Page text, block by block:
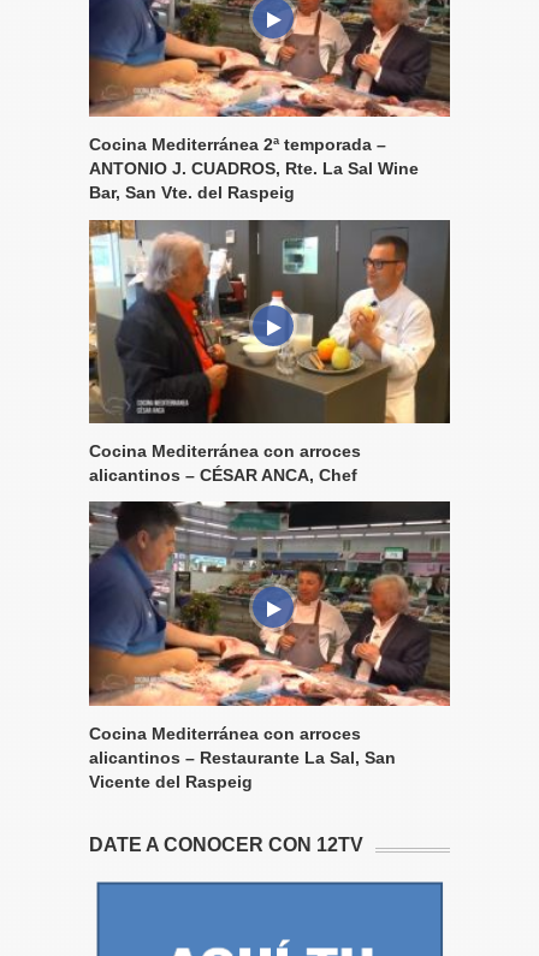
Cocina Mediterránea 2ª temporada –
ANTONIO J. CUADROS, Rte. La Sal Wine
Bar, San Vte. del Raspeig
Cocina Mediterránea con arroces
alicantinos – CÉSAR ANCA, Chef
Cocina Mediterránea con arroces
alicantinos – Restaurante La Sal, San
Vicente del Raspeig
DATE A CONOCER CON 12TV